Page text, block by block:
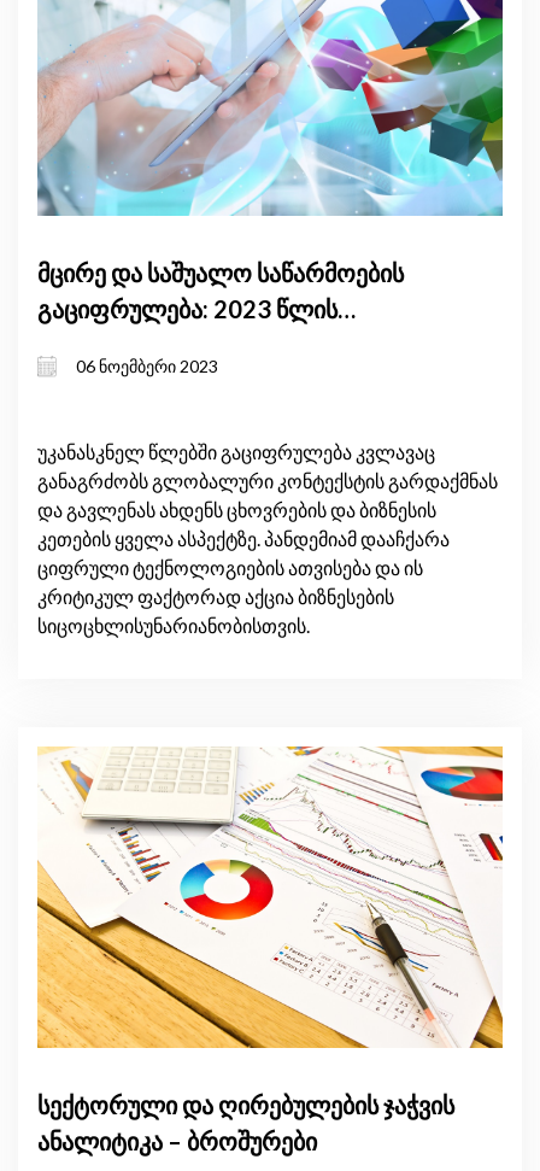
მცირე და საშუალო საწარმოების
გაციფრულება: 2023 წლის
06 ნოემბერი 2023
უკანასკნელ წლებში გაციფრულება კვლავაც
განაგრძობს გლობალური კონტექსტის გარდაქმნას
და გავლენას ახდენს ცხოვრების და ბიზნესის
კეთების ყველა ასპექტზე. პანდემიამ დააჩქარა
ციფრული ტექნოლოგიების ათვისება და ის
კრიტიკულ ფაქტორად აქცია ბიზნესების
სიცოცხლისუნარიანობისთვის.
სექტორული და ღირებულების ჯაჭვის
ანალიტიკა – ბროშურები